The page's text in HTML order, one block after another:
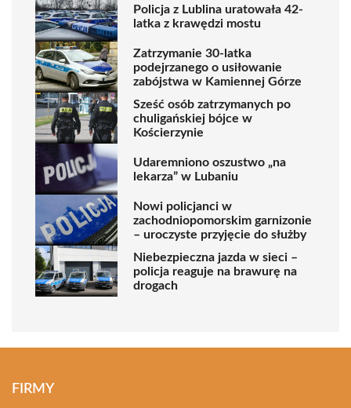
Policja z Lublina uratowała 42-
latka z krawędzi mostu
Zatrzymanie 30-latka
podejrzanego o usiłowanie
zabójstwa w Kamiennej Górze
Sześć osób zatrzymanych po
chuligańskiej bójce w
Kościerzynie
Udaremniono oszustwo „na
lekarza” w Lubaniu
Nowi policjanci w
zachodniopomorskim garnizonie
– uroczyste przyjęcie do służby
Niebezpieczna jazda w sieci –
policja reaguje na brawurę na
drogach
FIRMY